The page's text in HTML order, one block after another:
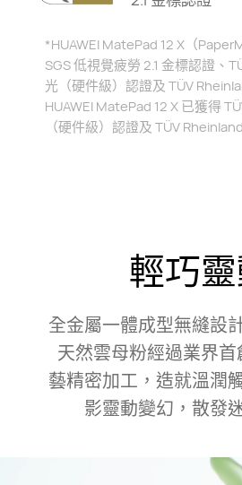
*HUAWEI MatePad 12 X（
SGS 低視覺疲勞 2.1 金標認證、
光（硬件級）認證及 TÜV
HUAWEI MatePad 12 X 已獲得
（硬件級）認證及 TÜV
輕巧
全金屬一體成型無縫設
天然雲母粉經過業界
藝⁠精密加工，造就溫潤
影靈動變幻，散發